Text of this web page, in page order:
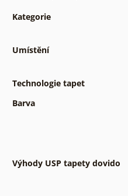
Kategorie
Umístění
Technologie tapet
Barva
Výhody USP tapety dovido